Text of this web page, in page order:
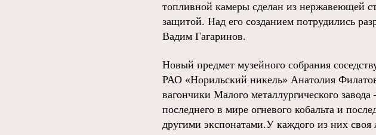
топливной камеры сделан из нержавеющей
защитой. Над его созданием потрудились
Вадим Гагаринов.
Новый предмет музейного собрания
РАО «Норильский никель» Анатолия
вагончики Малого металлургического
последнего в мире огневого кобальта и
другими экспонатами.У каждого из них своя